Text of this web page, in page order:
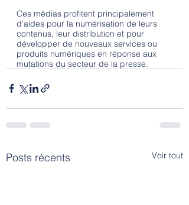
Ces médias profitent principalement
d'aides pour la numérisation de leurs
contenus, leur distribution et pour
développer de nouveaux services ou
produits numériques en réponse aux
mutations du secteur de la presse.
Posts récents Voir tout